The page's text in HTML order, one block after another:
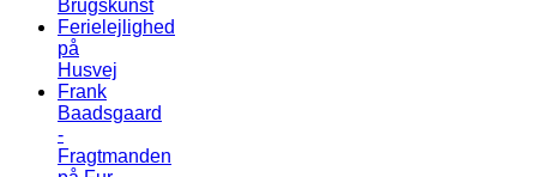
Brugskunst
Ferielejlighed
på
Husvej
Frank
Baadsgaard
-
Fragtmanden